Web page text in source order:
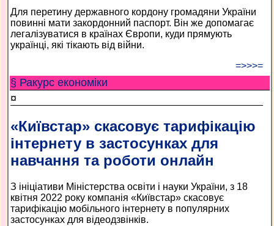
Для перетину державного кордону громадяни України
повинні мати закордонний паспорт. Він же допомагає
легалізуватися в країнах Європи, куди прямують
українці, які тікають від війни.
=>>>=
§ Ракурс економiки
¤
«Київстар» скасовує тарифікацію
інтернету в застосунках для
навчання та роботи онлайн
З ініціативи Міністерства освіти і науки України, з 18
квітня 2022 року компанія «Київстар» скасовує
тарифікацію мобільного інтернету в популярних
застосунках для відеодзвінків.